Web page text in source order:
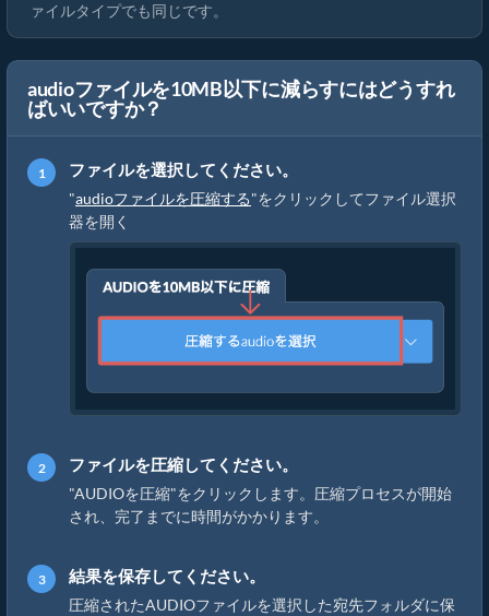
ァイルタイプでも同じです。
audioファイルを10MB以下に減らすにはどうすれ
ばいいですか？
ファイルを選択してください。
"audioファイルを圧縮する"をクリックしてファイル選択
器を開く
ファイルを圧縮してください。
"AUDIOを圧縮"をクリックします。圧縮プロセスが開始
され、完了までに時間がかかります。
結果を保存してください。
圧縮されたAUDIOファイルを選択した宛先フォルダに保